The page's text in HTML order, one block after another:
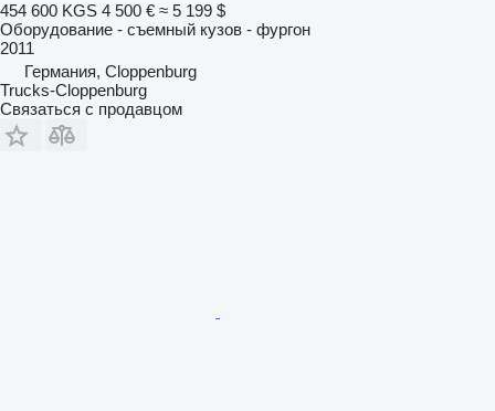
454 600 KGS 4 500 € ≈ 5 199 $
Оборудование - съемный кузов - фургон
2011
Германия, Cloppenburg
Trucks-Cloppenburg
Связаться с продавцом